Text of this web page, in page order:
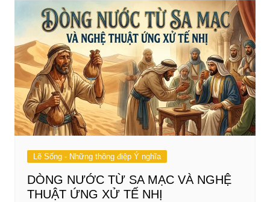
Lẽ Sống - Những thông điệp Ý nghĩa
DÒNG NƯỚC TỪ SA MẠC VÀ NGHỆ
THUẬT ỨNG XỬ TẾ NHỊ